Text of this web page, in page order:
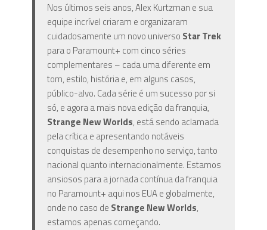
Nos últimos seis anos, Alex Kurtzman e sua
equipe incrível criaram e organizaram
cuidadosamente um novo universo Star Trek
para o Paramount+ com cinco séries
complementares – cada uma diferente em
tom, estilo, história e, em alguns casos,
público-alvo. Cada série é um sucesso por si
só, e agora a mais nova edição da franquia,
Strange New Worlds, está sendo aclamada
pela crítica e apresentando notáveis ​​
conquistas de desempenho no serviço, tanto
nacional quanto internacionalmente. Estamos
ansiosos para a jornada contínua da franquia
no Paramount+ aqui nos EUA e globalmente,
onde no caso de Strange New Worlds,
estamos apenas começando.